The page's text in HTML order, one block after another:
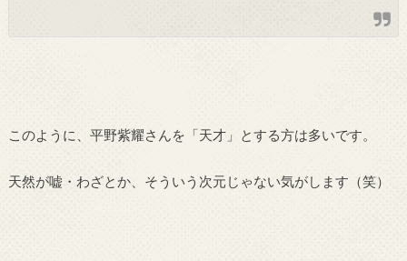
このように、平野紫耀さんを「天才」とする方は多いです。
天然が嘘・わざとか、そういう次元じゃない気がします（笑）